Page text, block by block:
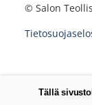
© Salon
Tällä